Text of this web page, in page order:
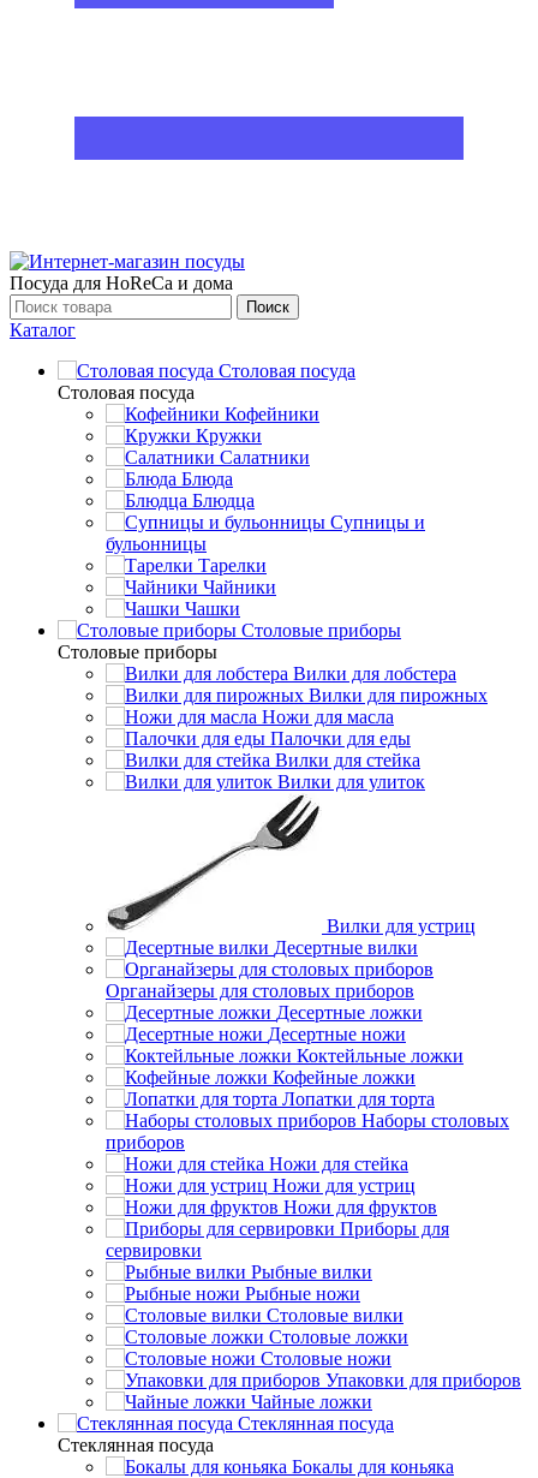
Посуда для HoReCa и дома
Поиск
Каталог
Столовая посуда
Столовая посуда
Кофейники
Кружки
Салатники
Блюда
Блюдца
Супницы и
бульонницы
Тарелки
Чайники
Чашки
Cтоловые приборы
Cтоловые приборы
Вилки для лобстера
Вилки для пирожных
Ножи для масла
Палочки для еды
Вилки для стейка
Вилки для улиток
Вилки для устриц
Десертные вилки
Органайзеры для столовых приборов
Десертные ложки
Десертные ножи
Коктейльные ложки
Кофейные ложки
Лопатки для торта
Наборы столовых
приборов
Ножи для стейка
Ножи для устриц
Ножи для фруктов
Приборы для
сервировки
Рыбные вилки
Рыбные ножи
Столовые вилки
Столовые ложки
Столовые ножи
Упаковки для приборов
Чайные ложки
Стеклянная посуда
Стеклянная посуда
Бокалы для коньяка